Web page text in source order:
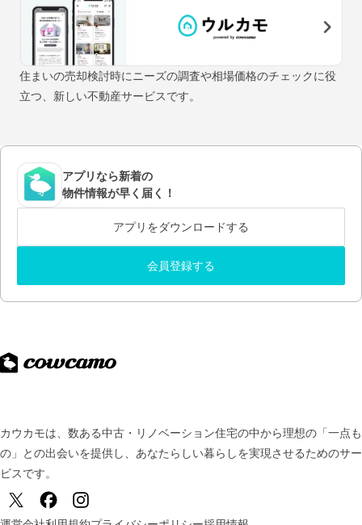
住まいの売却検討時にニーズの調査や相場価格のチェックに役
立つ、新しい不動産サービスです。
アプリなら新着の
物件情報が早く届く！
アプリをダウンロードする
会員登録する
カウカモは、数ある中古・リノベーション住宅の中から理想の「一点も
の」との出会いを提供し、 あなたらしい暮らしを実現させるためのサー
ビスです。